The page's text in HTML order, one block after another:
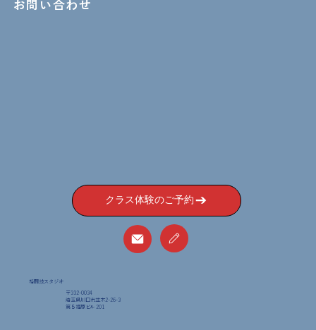
お問い合わせ
クラス体験のご予約
格闘技スタジオ
〒332-0034
埼玉県川口市並木2-26-3
​第５福原ビル 201